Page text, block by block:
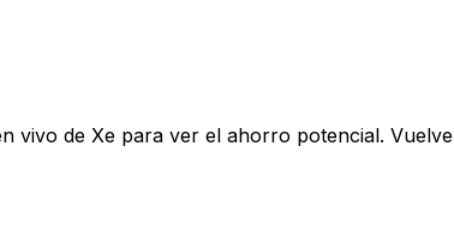
vivo de Xe para ver el ahorro potencial.